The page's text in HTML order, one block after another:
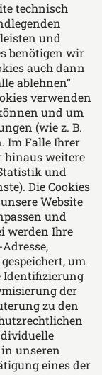
bieten
Arbeits-
Bau-
Vertrags-
und
technisch
und
benötigen wir
auch dann
ablehnen“
verwenden
und um
(wie z. B.
Im Falle Ihrer
weitere
und
Die Cookies
Website
und
werden Ihre
um
Identifizierung
der
zu den
unseren
eines der